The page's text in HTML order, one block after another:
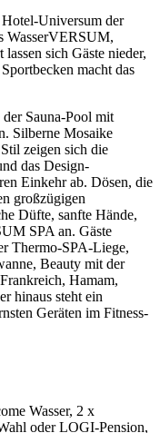
Universum der
WasserVERSUM,
sich Gäste nieder,
macht das
Sauna-Pool mit
Silberne Mosaike
zeigen sich die
das Design-
Einkehr ab. Dösen, die
großzügigen
Düfte, sanfte Hände,
SPA an. Gäste
Thermo-SPA-Liege,
Beauty mit der
Hamam,
hinaus steht ein
Geräten im Fitness-
Wasser, 2 x
oder LOGI-Pension,